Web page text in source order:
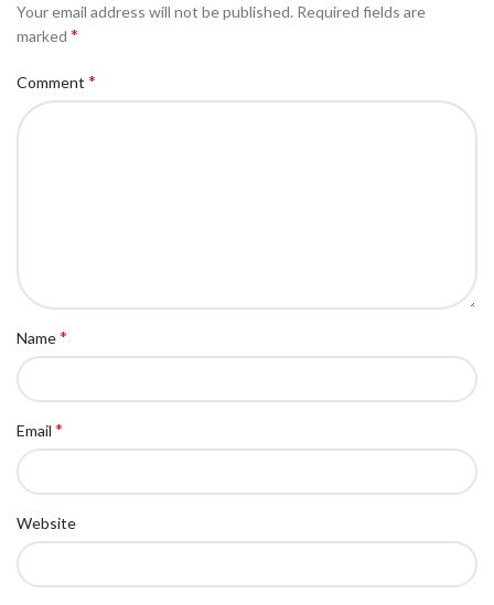
Your email address will not be published. Required fields are
marked *
Comment *
Name*
Email *
Website